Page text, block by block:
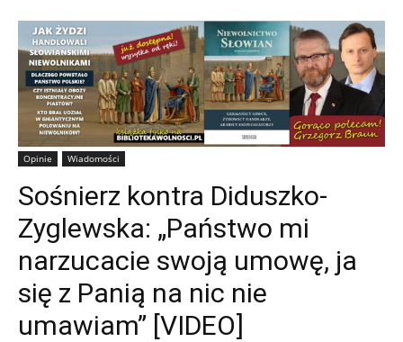
Opinie Wiadomości
Sośnierz kontra Diduszko-
Zyglewska: „Państwo mi
narzucacie swoją umowę, ja
się z Panią na nic nie
umawiam” [VIDEO]